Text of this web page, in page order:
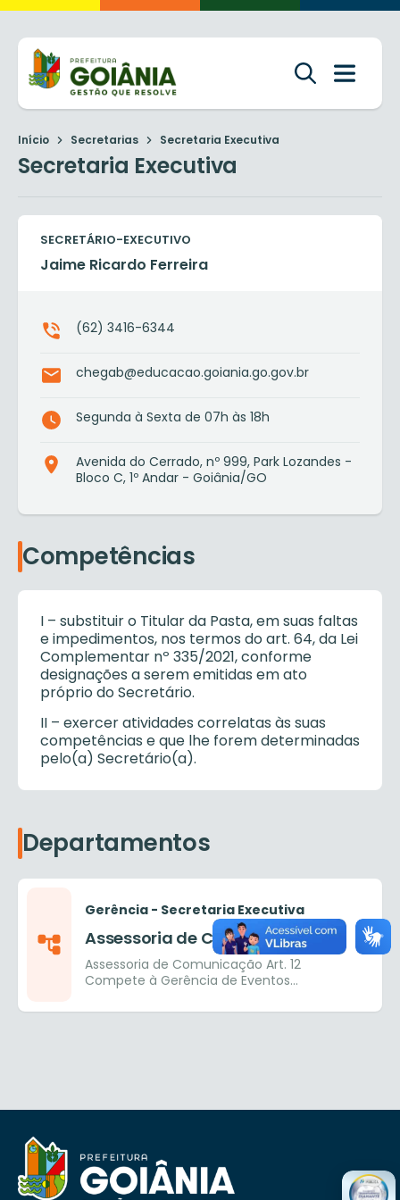
Início Secretarias Secretaria Executiva
Secretaria Executiva
SECRETÁRIO-EXECUTIVO
Jaime Ricardo Ferreira
(62) 3416-6344
chegab@educacao.goiania.go.gov.br
Segunda à Sexta de 07h às 18h
Avenida do Cerrado, nº 999, Park Lozandes -
Bloco C, 1º Andar - Goiânia/GO
Competências
I – substituir o Titular da Pasta, em suas faltas
e impedimentos, nos termos do art. 64, da Lei
Complementar nº 335/2021, conforme
designações a serem emitidas em ato
próprio do Secretário.
II – exercer atividades correlatas às suas
competências e que lhe forem determinadas
pelo(a) Secretário(a).
Departamentos
Gerência - Secretaria Executiva
Assessoria de Comunicação
Assessoria de Comunicação Art. 12
Compete à Gerência de Eventos
Comunicação, unidade integrante da
Secretaria Municipal de Educação – SME, à
informações relativas à Educação
Municipal de Goiânia; II – divulgar
programas e ações da SME, por meio de